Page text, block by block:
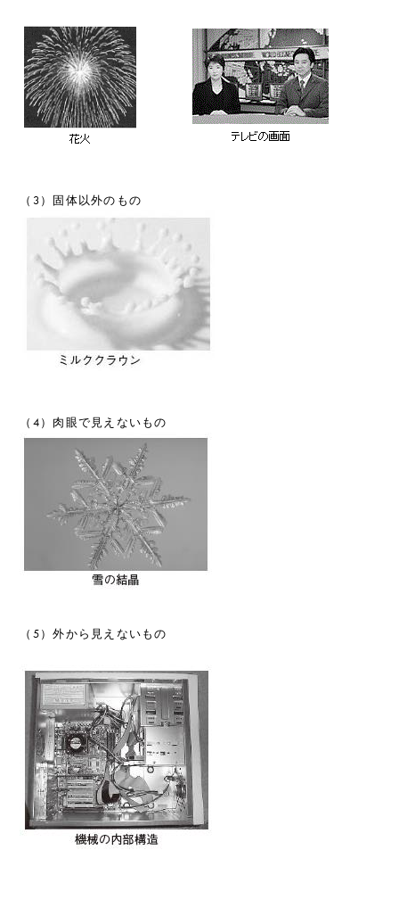
（3）固体以外のもの
（4）肉眼で見えないもの
（5）外から見えないもの